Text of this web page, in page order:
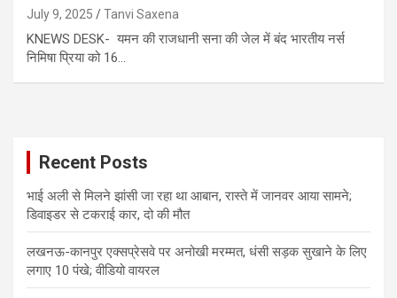
July 9, 2025 Tanvi Saxena
KNEWS DESK- यमन की राजधानी सना की जेल में बंद भारतीय नर्स
निमिषा प्रिया को 16…
Recent Posts
भाई अली से मिलने झांसी जा रहा था आबान, रास्ते में जानवर आया सामने;
डिवाइडर से टकराई कार, दो की मौत
लखनऊ-कानपुर एक्सप्रेसवे पर अनोखी मरम्मत, धंसी सड़क सुखाने के लिए
लगाए 10 पंखे; वीडियो वायरल